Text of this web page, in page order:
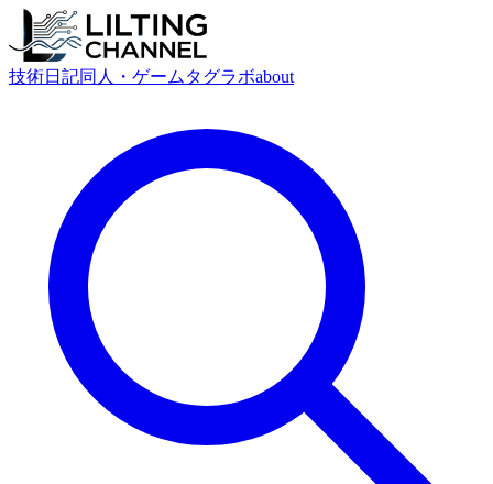
技術日記同人・ゲーム タグラボabout